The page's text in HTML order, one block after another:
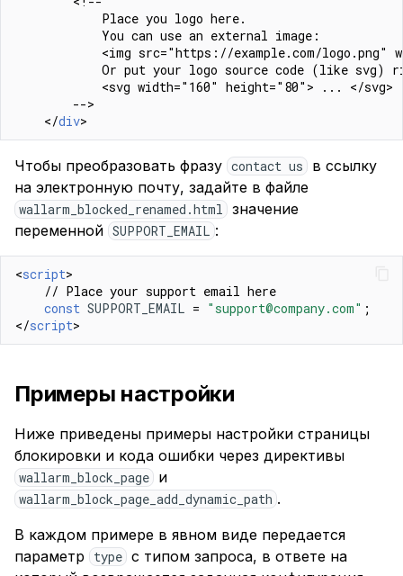
            Place you logo here.
            You can use an external image:
<img src="https://example.com/logo.png"
Or put your logo source code (like svg)
            <svg width="160" height="80"> ... </svg>
        -->
</div>
Чтобы преобразовать фразу contact us
в ссылку
на электронную почту, задайте в файле
wallarm_blocked_renamed.html
значение
переменной SUPPORT_EMAIL :
<script>
// Place your support email here
const SUPPORT_EMAIL = "support@company.com" ;
</script>
Примеры настройки
Ниже приведены примеры настройки страницы
блокировки и кода ошибки через директивы
wallarm_block_page и
wallarm_block_page_add_dynamic_path .
В каждом примере в явном виде передается
параметр
type с типом запроса, в ответе на